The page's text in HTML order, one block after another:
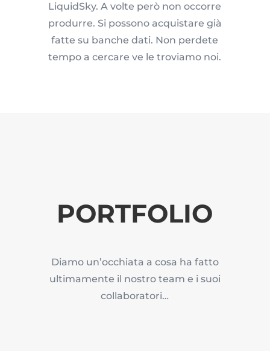
LiquidSky. A volte però non occorre
produrre. Si possono acquistare già
fatte su banche dati. Non perdete
tempo a cercare ve le troviamo noi.
PORTFOLIO
Diamo un’occhiata a cosa ha fatto
ultimamente il nostro team e i suoi
collaboratori…